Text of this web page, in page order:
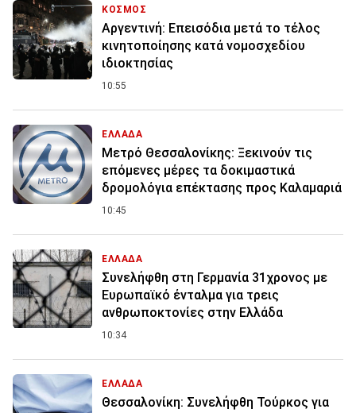
ΚΟΣΜΟΣ
Αργεντινή: Επεισόδια μετά το τέλος
κινητοποίησης κατά νομοσχεδίου
ιδιοκτησίας
10:55
ΕΛΛΑΔΑ
Μετρό Θεσσαλονίκης: Ξεκινούν τις
επόμενες μέρες τα δοκιμαστικά
δρομολόγια επέκτασης προς Καλαμαριά
10:45
ΕΛΛΑΔΑ
Συνελήφθη στη Γερμανία 31χρονος με
Ευρωπαϊκό ένταλμα για τρεις
ανθρωποκτονίες στην Ελλάδα
10:34
ΕΛΛΑΔΑ
Θεσσαλονίκη: Συνελήφθη Τούρκος για